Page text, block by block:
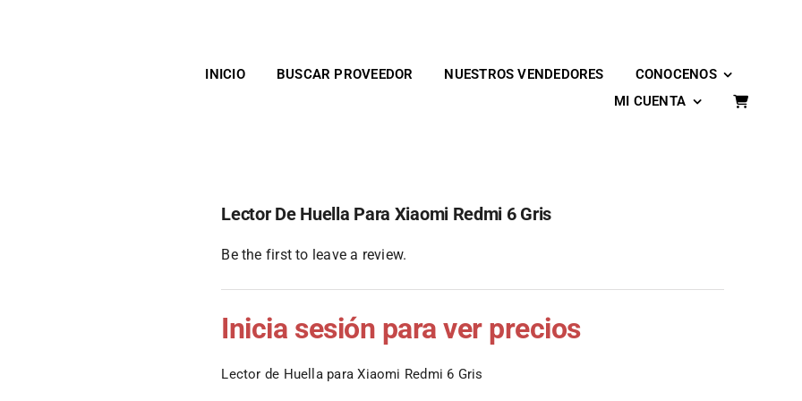
INICIO BUSCAR PROVEEDOR NUESTROS VENDEDORES
CONOCENOS
MI CUENTA
Lector De Huella Para Xiaomi Redmi 6 Gris
Be the first to leave a review.
Inicia sesión para ver precios
Lector de Huella para Xiaomi Redmi 6 Gris